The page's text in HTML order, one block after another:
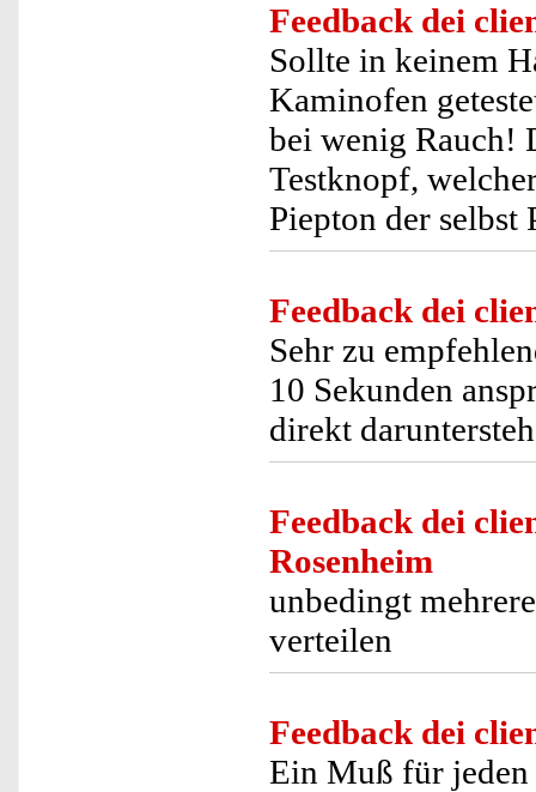
Feedback dei
Sollte in keinem
Kaminofen
bei wenig Rauch!
Testknopf,
Piepton der selbst
Feedback dei
Sehr zu
10 Sekunden
direkt
Feedback dei
Rosenheim
unbedingt
verteilen
Feedback dei
Ein Muß für jeden